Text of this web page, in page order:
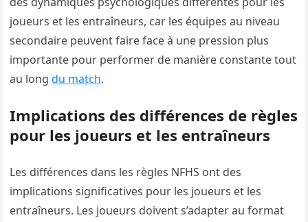
joueurs et les entraîneurs, car les équipes au niveau
secondaire peuvent faire face à une pression plus
importante pour performer de manière constante tout
au longdu match.
Implications des différences de règles
pour les joueurs et les entraîneurs
Les différences dans les règles NFHS ont des
implications significatives pour les joueurs et les
entraîneurs. Les joueurs doivent s’adapter au format